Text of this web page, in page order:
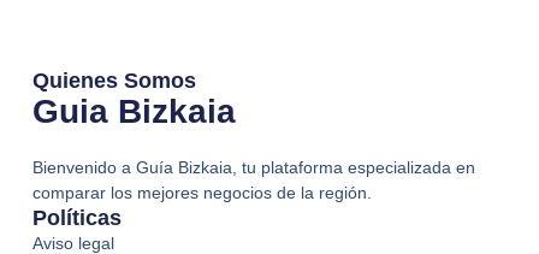
Quienes Somos
Guia Bizkaia
Bienvenido a Guía Bizkaia, tu plataforma especializada en
comparar los mejores negocios de la región.
Políticas
Aviso legal